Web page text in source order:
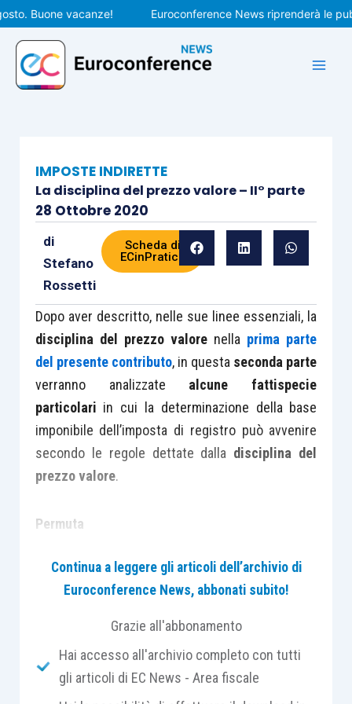
Vai
al
contenuto
Buone vacanze! Euroconference News riprenderà le
IMPOSTE INDIRETTE
La disciplina del prezzo valore – II° parte
28 Ottobre 2020
di
Stefano
Rossetti
Scheda di
ECinPratica
Dopo aver descritto, nelle sue linee essenziali, la
disciplina del prezzo valore nella prima parte
del presente contributo, in questa seconda parte
verranno analizzate alcune fattispecie
particolari in cui la determinazione della base
imponibile dell’imposta di registro può avvenire
secondo le regole dettate dalla disciplina del
prezzo valore.
Permuta
Ad avviso dell’Amministrazione finanziaria
risoluzione 320/E/2007)nell’ambito
dell’operazione di permuta è possibile
d’atto applicando la regola del prezzo valore.
Continua a leggere gli articoli dell’archivio di
Euroconference News, abbonati subito!
Grazie all'abbonamento
Hai accesso all'archivio completo con tutti
gli articoli di EC News - Area fiscale